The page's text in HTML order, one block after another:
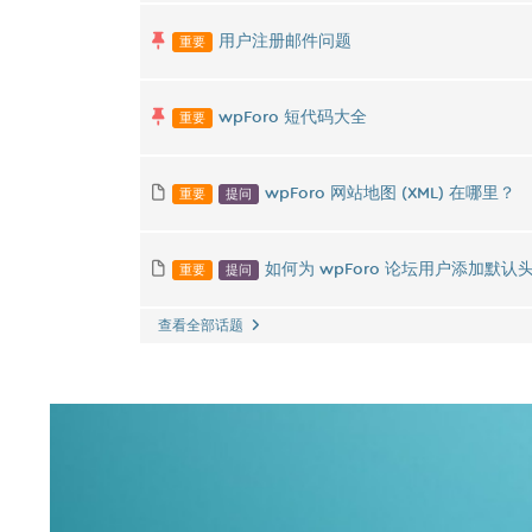
重要 用户注册邮件问题
重要 wpForo 短代码大全
重要 提问 wpForo 网站地图 (XML) 在哪里？
重要 提问 如何为 wpForo 论坛用户添加默认
查看全部话题